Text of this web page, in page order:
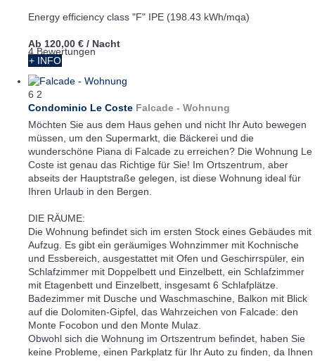
Energy efficiency class "F" IPE (198.43 kWh/mqa)
4 Bewertungen
Ab 120,00 € / Nacht
+ INFO
6 2
Condominio Le Coste Falcade - Wohnung
Möchten Sie aus dem Haus gehen und nicht Ihr Auto bewegen
müssen, um den Supermarkt, die Bäckerei und die
wunderschöne Piana di Falcade zu erreichen? Die Wohnung Le
Coste ist genau das Richtige für Sie! Im Ortszentrum, aber
abseits der Hauptstraße gelegen, ist diese Wohnung ideal für
Ihren Urlaub in den Bergen.
DIE RÄUME:
Die Wohnung befindet sich im ersten Stock eines Gebäudes mit
Aufzug. Es gibt ein geräumiges Wohnzimmer mit Kochnische
und Essbereich, ausgestattet mit Ofen und Geschirrspüler, ein
Schlafzimmer mit Doppelbett und Einzelbett, ein Schlafzimmer
mit Etagenbett und Einzelbett, insgesamt 6 Schlafplätze.
Badezimmer mit Dusche und Waschmaschine, Balkon mit Blick
auf die Dolomiten-Gipfel, das Wahrzeichen von Falcade: den
Monte Focobon und den Monte Mulaz.
Obwohl sich die Wohnung im Ortszentrum befindet, haben Sie
keine Probleme, einen Parkplatz für Ihr Auto zu finden, da Ihnen